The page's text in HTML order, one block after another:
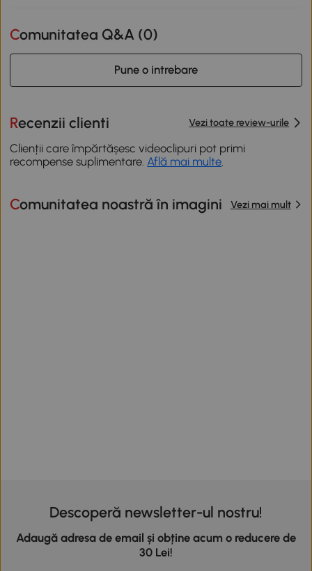
Comunitatea Q&A (0)
Pune o intrebare
Recenzii clienti Vezi toate review-urile
Clienții care împărtășesc videoclipuri pot primi
recompense suplimentare. Află mai multe.
Comunitatea noastră în imagini Vezi mai mult
Descoperă newsletter-ul nostru!
Adaugă adresa de email și obține acum o reducere de
30 Lei!